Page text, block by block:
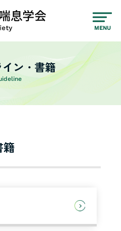
MENU
ン・書籍
籍